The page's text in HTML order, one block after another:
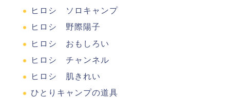
ヒロシ ソロキャンプ
ヒロシ 野際陽子
ヒロシ おもしろい
ヒロシ チャンネル
ヒロシ 肌きれい
ひとりキャンプの道具